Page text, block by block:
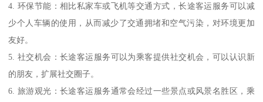
4. 环保节能：相比私家车或飞机等交通方式，长途客运服务可以减
少个人车辆的使用，从而减少了交通拥堵和空气污染，对环境更加
友好。
5. 社交机会：长途客运服务可以为乘客提供社交机会，可以认识新
的朋友，扩展社交圈子。
6. 旅游观光：长途客运服务通常会经过一些景点或风景名胜区，乘